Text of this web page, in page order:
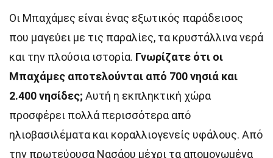
Οι Μπαχάμες είναι ένας εξωτικός παράδεισος
που μαγεύει με τις παραλίες, τα κρυστάλλινα νερά
και την πλούσια ιστορία. Γνωρίζατε ότι οι
Μπαχάμες αποτελούνται από 700 νησιά και
2.400 νησίδες; Αυτή η εκπληκτική χώρα
προσφέρει πολλά περισσότερα από
ηλιοβασιλέματα και κοραλλιογενείς υφάλους. Από
την πρωτεύουσα Νασάου μέχρι τα απομονωμένα